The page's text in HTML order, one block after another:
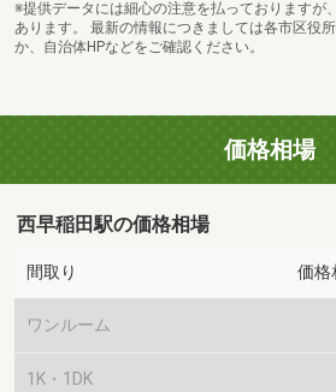
※提供データには細心の注意を払っておりますが
あります。 最新の情報につきましては各市区役
か、自治体HPなどをご確認ください。
価格相場
西早稲田駅の価格相場
間取り 価格
ワンルーム
1K・1DK